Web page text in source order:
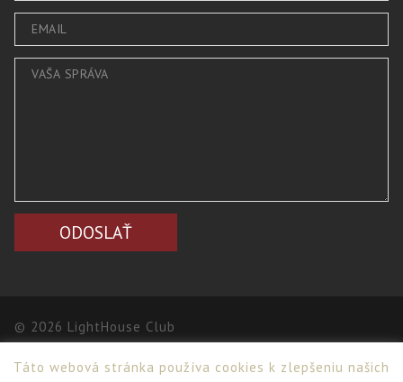
© 2026 LightHouse Club
Táto webová stránka používa cookies k zlepšeniu našich